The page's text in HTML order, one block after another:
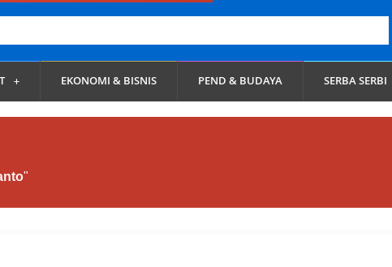
EKONOMI & BISNIS PEND & BUDAYA SERBA SERBI
"